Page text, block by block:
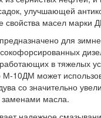
улучшающей
свойства масел марки
предназначено для
в тяжелых
10ДМ может
со значительно
масла.